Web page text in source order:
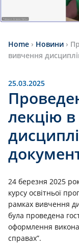
Home › Новини ›
вивчення
25.03.2025
лекцію
24 березня 2025
курсу освітньої
рамках вивчення
була проведена
оформлення
справах”.